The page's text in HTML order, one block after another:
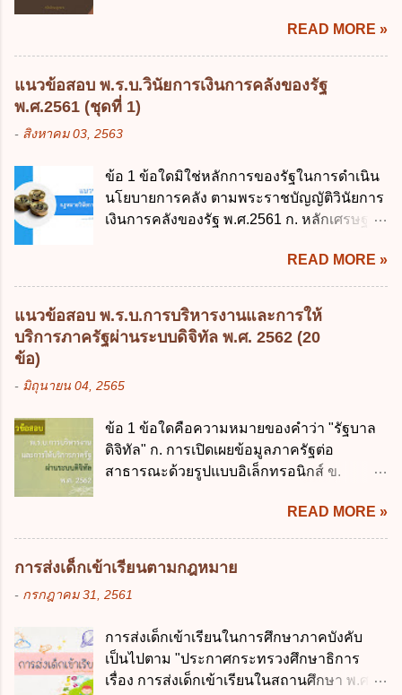
พฤศจิกายน 2561 เป็นต้นไป 4. วันที่ 14
พฤศจิกายน 2561 เป็นต้นไป ข้อ 2. พระราช
บัญญัติวิธีการงบประมาณ พ.ศ. 2561 ไม่ได้
ยกเลิกกฎหมายฉบับใด 1. พระราชบัญญัติวิธี
การงบประมาณ พ.ศ. 2502 2. พระราชบัญญัติ
วิธีการงบประมาณ (ฉบับที่ 3) พ.ศ. 2511 3.
พ.ศ. 2544 4. ประกาศของคณะปฏิวัติ ฉบับที่
203 ลงวันที่ 31 สิงหาคม 2515 ข้อ 3. ข้อใดไม่
ถูกต้อง 1. นายกรัฐมนตรีมีอำนาจออกกฎเพื่อ
ประมาณ พ.ศ. 2561 2. นายกรัฐมนตรีเป็นผู้
รักษาการตามพระราช บัญญัติวิธีการงบ
ประมาณ พ.ศ. 2561 3. รัฐมนตรีว่าการ
กระทรวงการคลัง เป็นผู้รักษาการตามพระ
โปร่งใสและตรวจสอบได้ ข้อ 4. พระราช
บัญญัติวิธีการงบประมาณ พ.ศ. 2561 บัญญัติ
ให้การบริหา...
READ MORE »
แนวข้อสอบ พ.ร.บ.วินัยการเงินการคลังของรัฐ
พ.ศ.2561 (ชุดที่ 1)
- สิงหาคม 03, 2563
ข้อ 1 ข้อใดมิใช่หลักการของรัฐในการดำเนิน
นโยบายการคลัง ตามพระราชบัญญัติวินัยการ
เงินการคลังของรัฐ พ.ศ.2561 ก. หลักเศรษฐกิจ
เศรษฐกิจ ค. หลักการพัฒนาทางเศรษฐกิจ
อย่างยั่งยืน ง. หลักความเป็นธรรมในสังคม ข้อ
2 สัดส่วนหนี้สาธารณะต่อผลิตภัณฑ์มวลรวม
ในประเทศเพื่อใช้เป็นกรอบในการบริหารหนี้
สาธารณะเป็นไปตามข้อใด ก. ไม่เกินร้อยละ 5
เกินร้อยละ 60 ข้อ 3 กฎหมายว่าด้วยวินัยการ
กฎหมายที่ให้จัดเก็บภาษีอากรหรือค่า
ธรรมเนียมเพิ่มขึ้นจากที่กำหนดไว้ในกฎหมาย
เพื่อการนำไปใช้จ่ายตามวัตถุประสงค์หรือเพื่อ
ข้อใด ก. เป็นไปตามความต้องการของชุมชน
ข. เพื่อป็นรายได้ขององค์กรปกครองส่วนท้อง
ถิ่น ค. มีเหตุจำเป็นหรือเหตุฉุกเฉินที่มิอาจหลีก
ปานกลางที่คณะรัฐมนตรีเห็นชอบแล้วไปใช้
ประกอบการพิจารณาในเรื่องต่อไปนี้ ยกเว้น
ข้อใด ก. การจัดเก็บหรือหารายได้ ข. การ
READ MORE »
แนวข้อสอบ พ.ร.บ.การบริหารงานและการให้
บริการภาครัฐผ่านระบบดิจิทัล พ.ศ. 2562 (20
ข้อ)
- มิถุนายน 04, 2565
ข้อ 1 ข้อใดคือความหมายของคำว่า "รัฐบาล
ดิจิทัล" ก. การเปิดเผยข้อมูลภาครัฐต่อ
สาธารณะด้วยรูปแบบอิเล็กทรอนิกส์ ข.
การบริหารงาน การให้บริการ การบูรณาการ
ข้อมูลภาครัฐ ค. วิธีการนำสัญลักษณ์ศูนย์และ
หนึ่ง เพื่อใช้สร้างระบบต่าง ๆ ง. สำนักงาน
พัฒนารัฐบาลดิจิทัล (องค์การมหาชน) ข้อ 2
การบริหารงานภาครัฐและการจัดทำบริการ
ดังต่อไปนี้ ยกเว้น ข้อใด ก. ให้มีการใช้ระบบ
ดิจิทัลอย่างคุ้มค่าและเต็มศักยภาพ ข. พัฒนา
โครงสร้างพื้นฐานด้านดิจิทัลที่จำเป็นให้เป็นไป
READ MORE »
การส่งเด็กเข้าเรียนตามกฎหมาย
- กรกฎาคม 31, 2561
การส่งเด็กเข้าเรียนในการศึกษาภาคบังคับ
เป็นไปตาม "ประกาศกระทรวงศึกษาธิการ
เรื่อง การส่งเด็กเข้าเรียนในสถานศึกษา พ.ศ.